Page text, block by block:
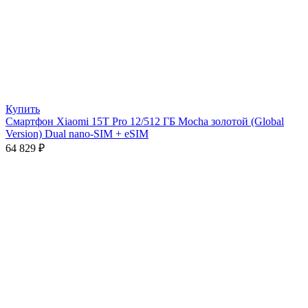
Купить
Смартфон Xiaomi 15T Pro 12/512 ГБ Mocha золотой (Global
Version) Dual nano-SIM + eSIM
64 829 ₽